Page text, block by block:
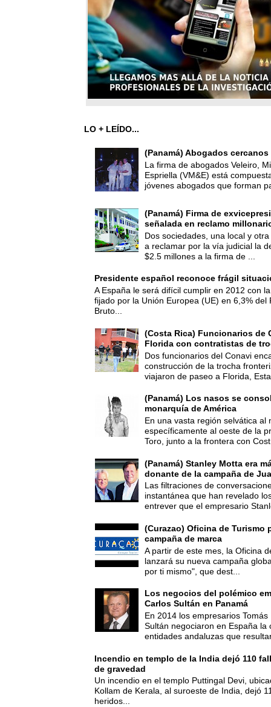
LO + LEÍDO...
(Panamá) Abogados
La firma de abogados Veleiro,
Espriella (VM&E) está
jóvenes abogados que forman
(Panamá) Firma de
señalada en reclamo
Dos sociedades, una local y
a reclamar por la vía judicial la
$2.5 millones a la firma de ...
Presidente español reconoce frágil
A España le será difícil cumplir en 2012 con
fijado por la Unión Europea (UE) en 6,3% del
Bruto...
(Costa Rica) Funcionarios de
Florida con contratistas de
Dos funcionarios del Conavi
construcción de la trocha
viajaron de paseo a Florida,
(Panamá) Los nasos se
monarquía de América
En una vasta región selvática al
específicamente al oeste de la
Toro, junto a la frontera con
(Panamá) Stanley Motta era
donante de la campaña de
Las filtraciones de
instantánea que han revelado
entrever que el empresario
(Curazao) Oficina de Turismo
campaña de marca
A partir de este mes, la Oficina
lanzará su nueva campaña
por ti mismo", que dest...
Los negocios del polémico
Carlos Sultán en Panamá
En 2014 los empresarios
Sultán negociaron en España la
entidades andaluzas que
Incendio en templo de la India dejó 110
de gravedad
Un incendio en el templo Puttingal Devi,
Kollam de Kerala, al suroeste de India, dejó
heridos...